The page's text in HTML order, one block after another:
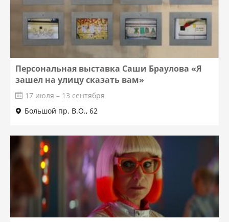
Персональная выставка Саши Браулова «Я
зашел на улицу сказать вам»
17 июля – 13 сентября
Большой пр. В.О., 62